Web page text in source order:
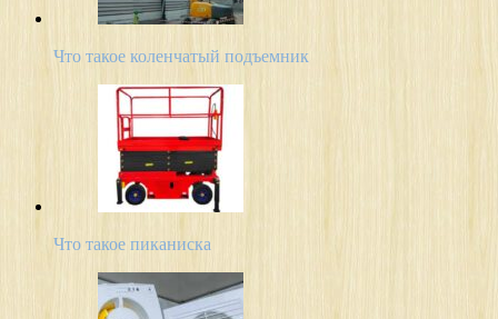
Что такое коленчатый подъемник
Что такое пиканиска